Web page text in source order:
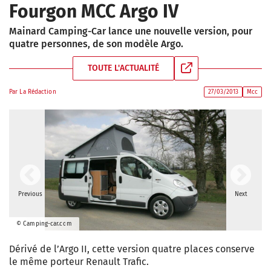
Fourgon MCC Argo IV
Mainard Camping-Car lance une nouvelle version, pour
quatre personnes, de son modèle Argo.
TOUTE L'ACTUALITÉ
Par La Rédaction 27/03/2013 Mcc
Previous
© Camping-car.com
Next
Dérivé de l’Argo II, cette version quatre places conserve
le même porteur Renault Trafic.